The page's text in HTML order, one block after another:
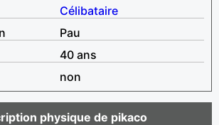
Célibataire
Pau
40 ans
non
physique de pikaco